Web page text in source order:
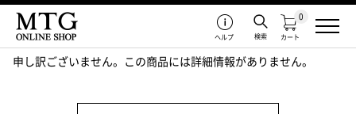
カート
0
検索
ヘルプ
申し訳ございません。この商品には詳細情報がありません。